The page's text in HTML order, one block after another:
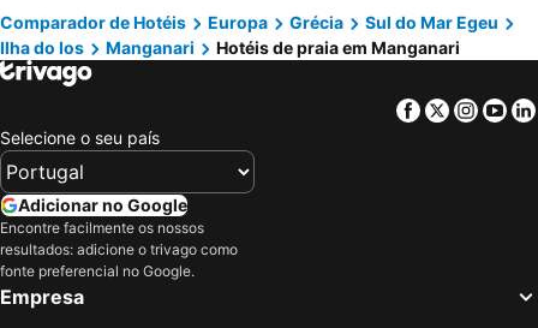
Kastraki, beach hotels
Ambelas, beach hotels
Mikri Vigla, beach hotels
Pounta, beach hotels
Schinoussa - Chora, beach hotels
Antiparos, beach hotels
Monolithos, beach hotels
Alyko, beach hotels
Chalki, beach hotels
Stelida, beach hotels
Emborio, beach hotels
Comparador de Hotéis Europa Grécia
Sul do Mar Egeu
Ilha do Ios
Manganari Hotéis de praia em Manganari
Facebook
Twitter
Selecione o seu país
Adicionar no Google
Encontre facilmente os nossos
resultados: adicione o trivago como
fonte preferencial no Google.
Empresa